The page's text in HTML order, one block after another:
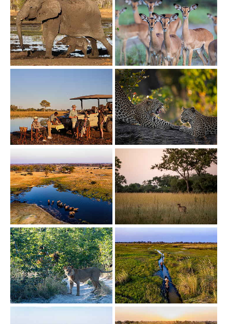
Show larger version
Show larger version
Show larger version Show larger version
Show larger version